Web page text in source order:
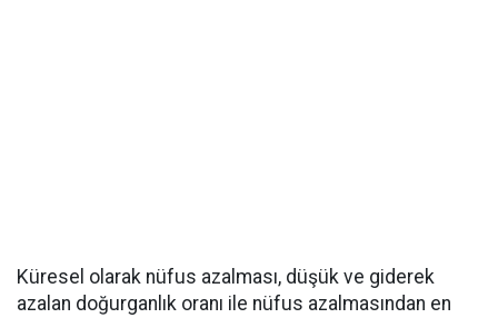
Küresel olarak nüfus azalması, düşük ve giderek
azalan doğurganlık oranı ile nüfus azalmasından en